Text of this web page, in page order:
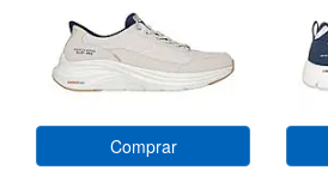
Comprar